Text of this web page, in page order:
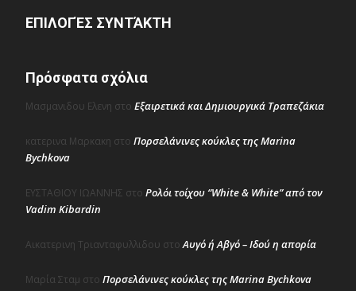
ΕΠΙΛΟΓΈΣ ΣΥΝΤΆΚΤΗ
Πρόσφατα σχόλια
Μασμανιδου Ελενη στο Εξαιρετικά και Δημιουργικά Τραπεζάκια
κατερινα Μαρκακη στο Πορσελάνινες κούκλες της Marina
Bychkova
ΕΥΣΤΑΘΙΟΥ ΙΩΑΝΝΗΣ στο Ρολόι τοίχου “White & White” από τον
Vadim Kibardin
Αικατερινη Τριανταφυλλιδου στοΑυγό ή Αβγό – Ιδού η απορία
Μαρία Σταμ στο Πορσελάνινες κούκλες της Marina Bychkova